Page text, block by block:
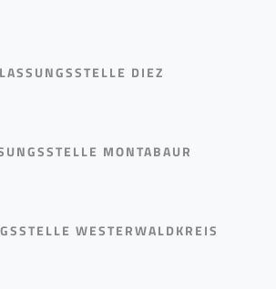
DIEZ
MONTABAUR
WESTERWALDKREIS